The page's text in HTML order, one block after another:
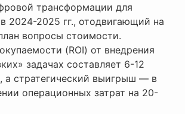
трансформации для
2024-2025 гг., отодвигающий на
вопросы стоимости.
(ROI) от внедрения
задачах составляет 6-12
а стратегический выигрыш — в
операционных затрат на 20-